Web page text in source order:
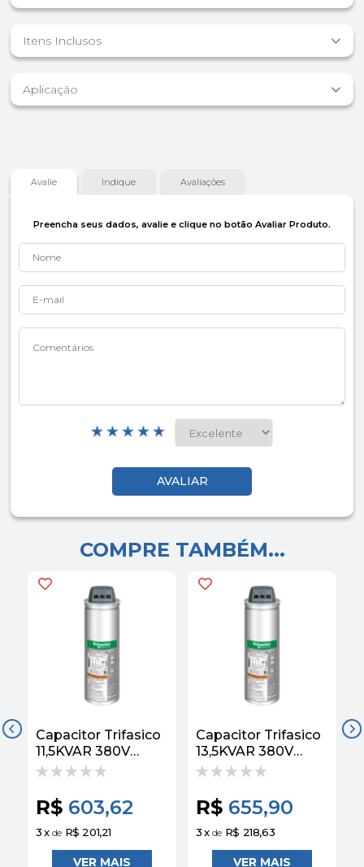
Itens Inclusos
Aplicação
Avalie Indique Avaliações
Preencha seus dados, avalie e clique no botão Avaliar Produto.
COMPRE TAMBÉM...
Capacitor Trifasico
11,5KVAR 380V
60HZ EasyCan
R$ 603,62
3x de R$ 201,21
Capacitor Trifasico
13,5KVAR 380V
60HZ EasyCan
R$ 655,90
3x de R$ 218,63